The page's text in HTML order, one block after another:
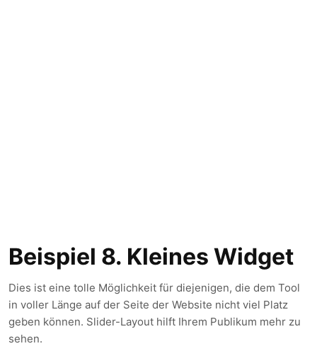
Beispiel 8. Kleines Widget
Dies ist eine tolle Möglichkeit für diejenigen, die dem Tool
in voller Länge auf der Seite der Website nicht viel Platz
geben können. Slider-Layout hilft Ihrem Publikum mehr zu
sehen.